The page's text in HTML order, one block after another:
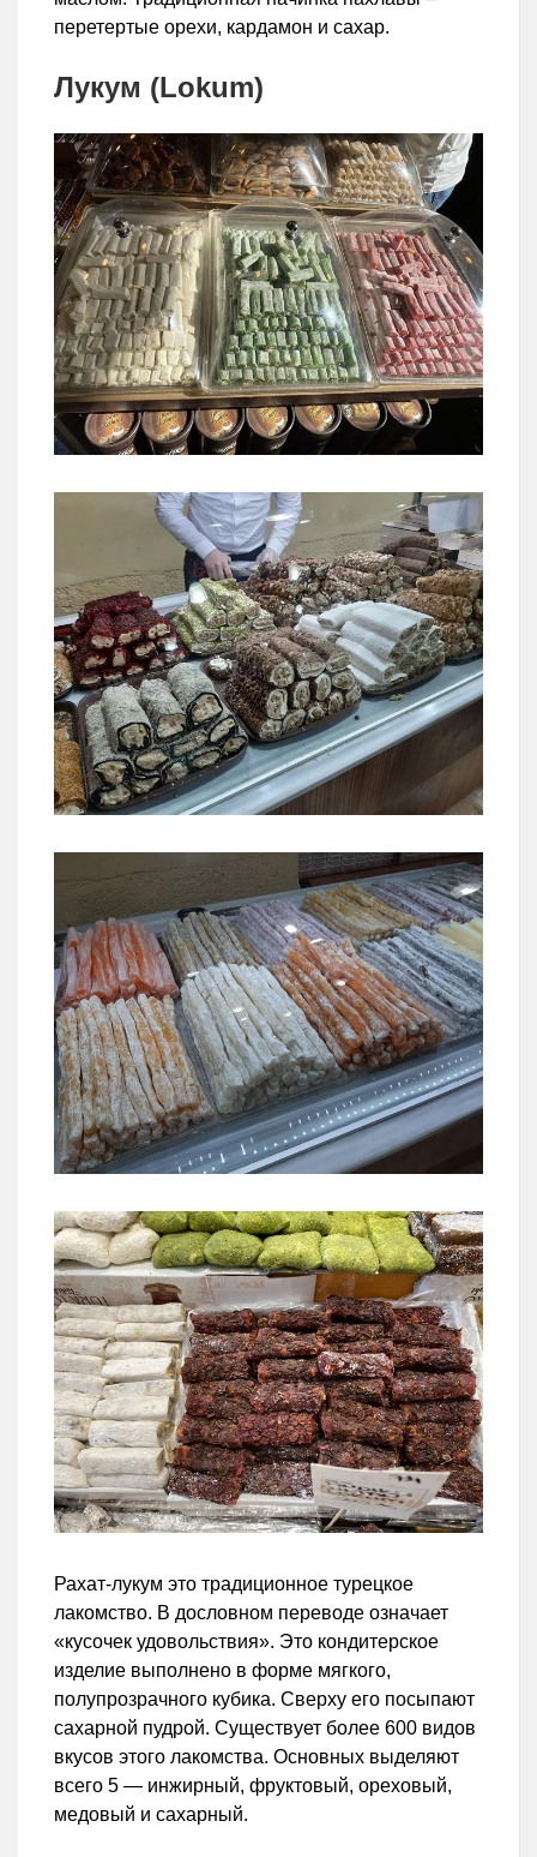
перетертые орехи, кардамон и сахар.
Лукум (Lokum)
Рахат-лукум это традиционное турецкое
лакомство. В дословном переводе означает
«кусочек удовольствия». Это кондитерское
изделие выполнено в форме мягкого,
полупрозрачного кубика. Сверху его посыпают
сахарной пудрой. Существует более 600 видов
вкусов этого лакомства. Основных выделяют
всего 5 — инжирный, фруктовый, ореховый,
медовый и сахарный.